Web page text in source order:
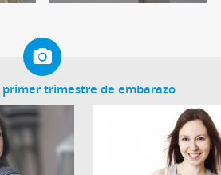
trimestre de embarazo